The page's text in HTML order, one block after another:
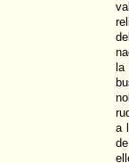
la
a